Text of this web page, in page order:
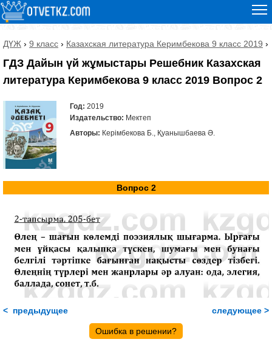
ДҮЖ › 9 класс › Казахская литература Керимбекова 9 класс 2019 ›
ГДЗ Дайын үй жұмыстары Решебник Казахская
литература Керимбекова 9 класс 2019 Вопрос 2
Год: 2019
Издательство: Мектеп
Авторы: Керімбекова Б., Қуанышбаева Ә.
Вопрос 2
< предыдущее следующее >
Ошибка в решении?